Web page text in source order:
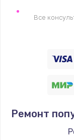
Все
Ремонт